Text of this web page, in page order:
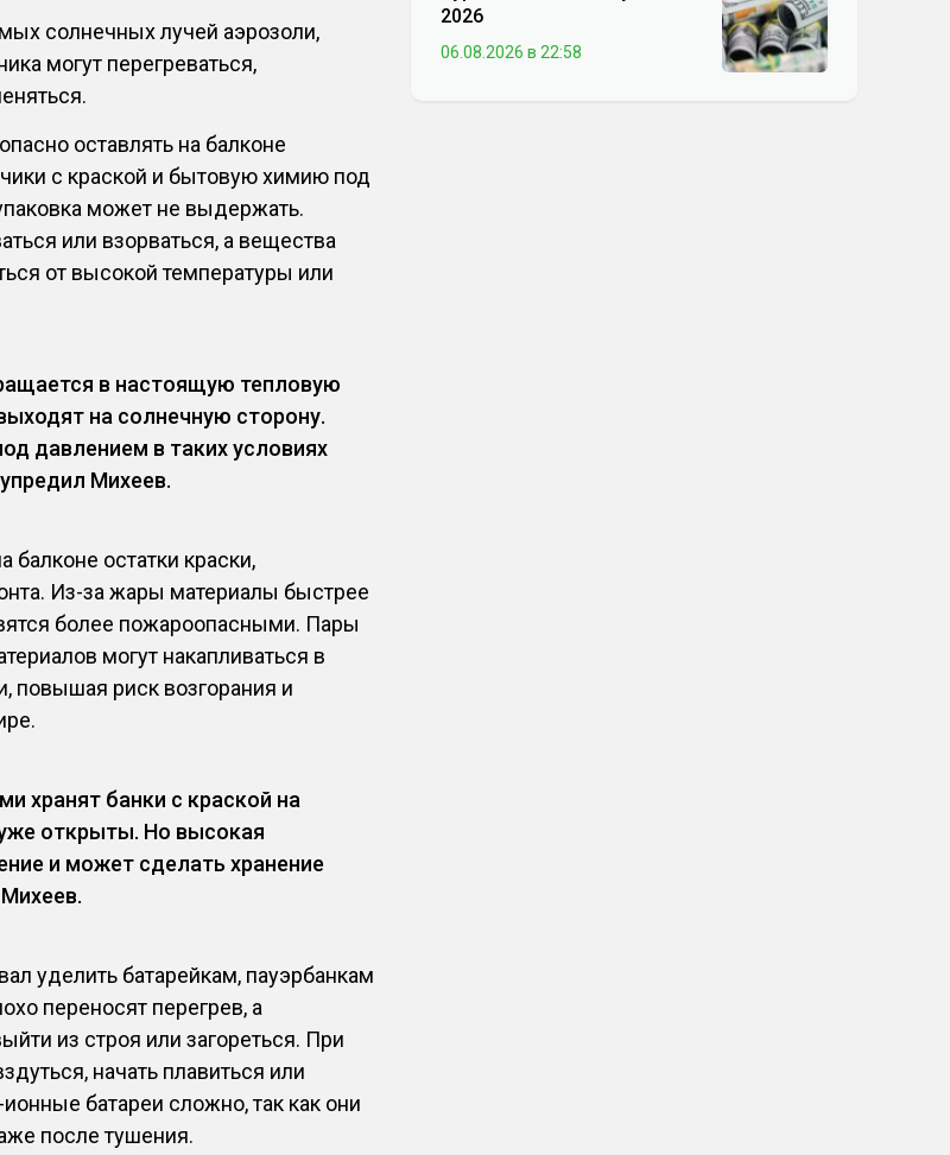
солнечных лучей аэрозоли,
могут перегреваться,
оставлять на балконе
с краской и бытовую химию под
может не выдержать.
или взорваться, а вещества
от высокой температуры или
в настоящую тепловую
на солнечную сторону.
давлением в таких условиях
Михеев.
балконе остатки краски,
Из-за жары материалы быстрее
более пожароопасными. Пары
могут накапливаться в
повышая риск возгорания и
хранят банки с краской на
открыты. Но высокая
и может сделать хранение
уделить батарейкам, пауэрбанкам
переносят перегрев, а
из строя или загореться. При
начать плавиться или
батареи сложно, так как они
после тушения.
2026
06.08.2026 в 22:58